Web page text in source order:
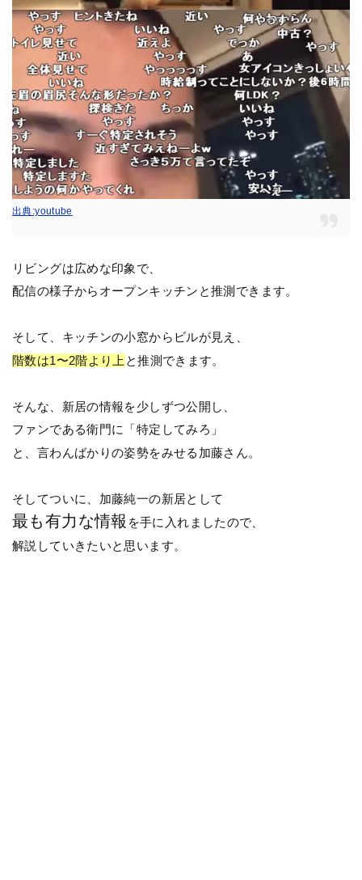
出典:youtube
リビングは広めな印象で、
配信の様子からオープンキッチンと推測できます。
そして、キッチンの小窓からビルが見え、
階数は1〜2階より上 と推測できます。
そんな、新居の情報を少しずつ公開し、
ファンである衛門に「特定してみろ」
と、言わんばかりの姿勢をみせる加藤さん。
そしてついに、加藤純一の新居として
最も有力な情報 を手に入れましたので、
解説していきたいと思います。